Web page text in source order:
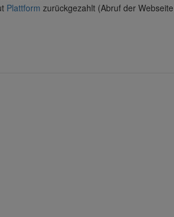
Plattform zurückgezahlt (Abruf der